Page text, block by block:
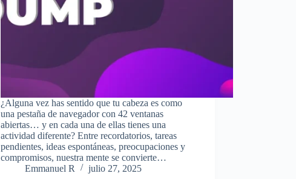
¿Alguna vez has sentido que tu cabeza es como
una pestaña de navegador con 42 ventanas
abiertas… y en cada una de ellas tienes una
actividad diferente? Entre recordatorios, tareas
pendientes, ideas espontáneas, preocupaciones y
compromisos, nuestra mente se convierte…
Emmanuel R
julio 27, 2025